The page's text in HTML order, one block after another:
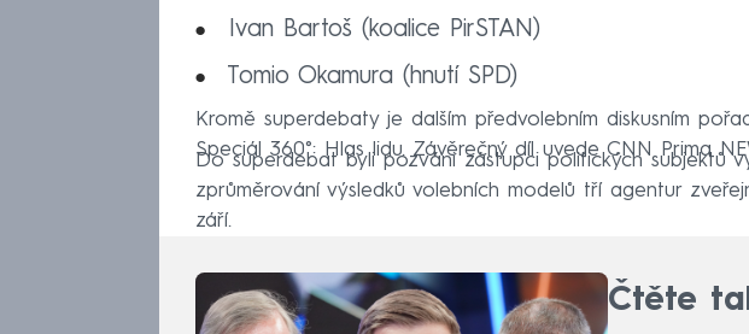
Ivan Bartoš (koalice PirSTAN)
Tomio Okamura (hnutí SPD)
Kromě superdebaty je dalším předvolebním diskusním
Speciál 360°: Hlas lidu. Závěrečný díl uvede CNN Prima
Do superdebat byli pozváni zástupci politických subjektů
zprůměrování výsledků volebních modelů tří agentur
září.
Čtěte